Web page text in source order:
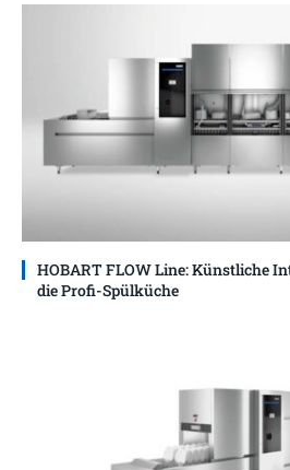
HOBART FLOW Line: Künstliche
die Profi-Spülküche